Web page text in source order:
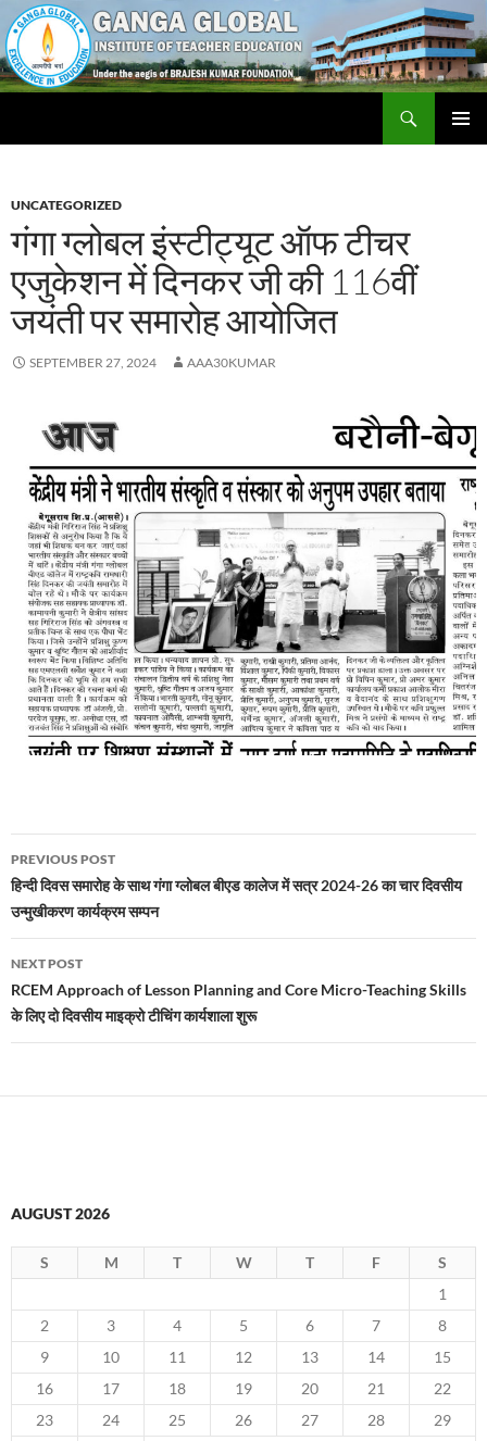
Skip
to
content
UNCATEGORIZED
गंगा ग्लोबल इंस्टीट्यूट ऑफ टीचर
एजुकेशन में दिनकर जी की 116वीं
जयंती पर समारोह आयोजित
SEPTEMBER 27, 2024 AAA30KUMAR
Post
navigation
PREVIOUS POST
हिन्दी दिवस समारोह के साथ गंगा ग्लोबल बीएड कालेज में सत्र 2024-26 का चार दिवसीय
उन्मुखीकरण कार्यक्रम सम्पन
NEXT POST
RCEM Approach of Lesson Planning and Core Micro-Teaching Skills
के लिए दो दिवसीय माइक्रो टीचिंग कार्यशाला शुरू
AUGUST 2026
S M T W T F
S
1
2
3 4 5 6 7
8
9
10 11 12 13 14
15
16
17 18 19 20 21
22
23
24 25 26 27 28
29